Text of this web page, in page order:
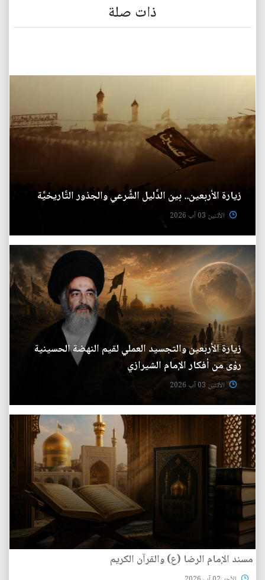
ذات صلة
زيارة الأربعين.. بين الدَّليل الشَّرعي والجذور التَّاريخيَّة
الأثنين 03 آب 2026
زيارة الأربعين والتجسيد العملي لقيم النهضة الحسينية
رؤى من أفكار الإمام الشيرازي
الأثنين 03 آب 2026
مسند الإمام الرضا (ع) والقرآن الكريم